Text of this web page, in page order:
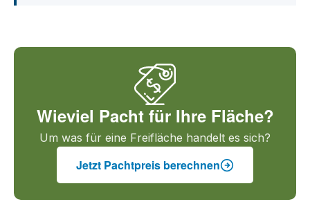
Wieviel Pacht für Ihre Fläche?
Um was für eine Freifläche handelt es sich?
Jetzt Pachtpreis berechnen